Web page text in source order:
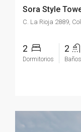
Sora Style
2
Dormitorios
2
Baños